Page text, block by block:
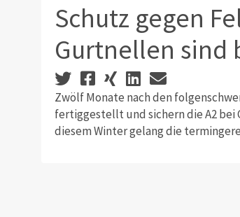
Schutz gegen
Gurtnellen sind
Zwölf Monate nach den
fertiggestellt und sichern die A2
diesem Winter gelang die